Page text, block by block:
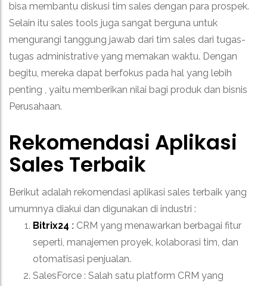
bisa membantu diskusi tim sales dengan para prospek.
Selain itu sales tools juga sangat berguna untuk
mengurangi tanggung jawab dari tim sales dari tugas-
tugas administrative yang memakan waktu. Dengan
begitu, mereka dapat berfokus pada hal yang lebih
penting , yaitu memberikan nilai bagi produk dan bisnis
Perusahaan.
Rekomendasi Aplikasi
Sales Terbaik
Berikut adalah rekomendasi aplikasi sales terbaik yang
umumnya diakui dan digunakan di industri :
Bitrix24 : CRM yang menawarkan berbagai fitur
seperti, manajemen proyek, kolaborasi tim, dan
otomatisasi penjualan.
SalesForce : Salah satu platform CRM yang